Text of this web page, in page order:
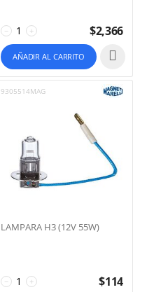
+
− $2,366
AÑADIR AL CARRITO
9305514MAG
LAMPARA H3 (12V 55W)
+
− $114